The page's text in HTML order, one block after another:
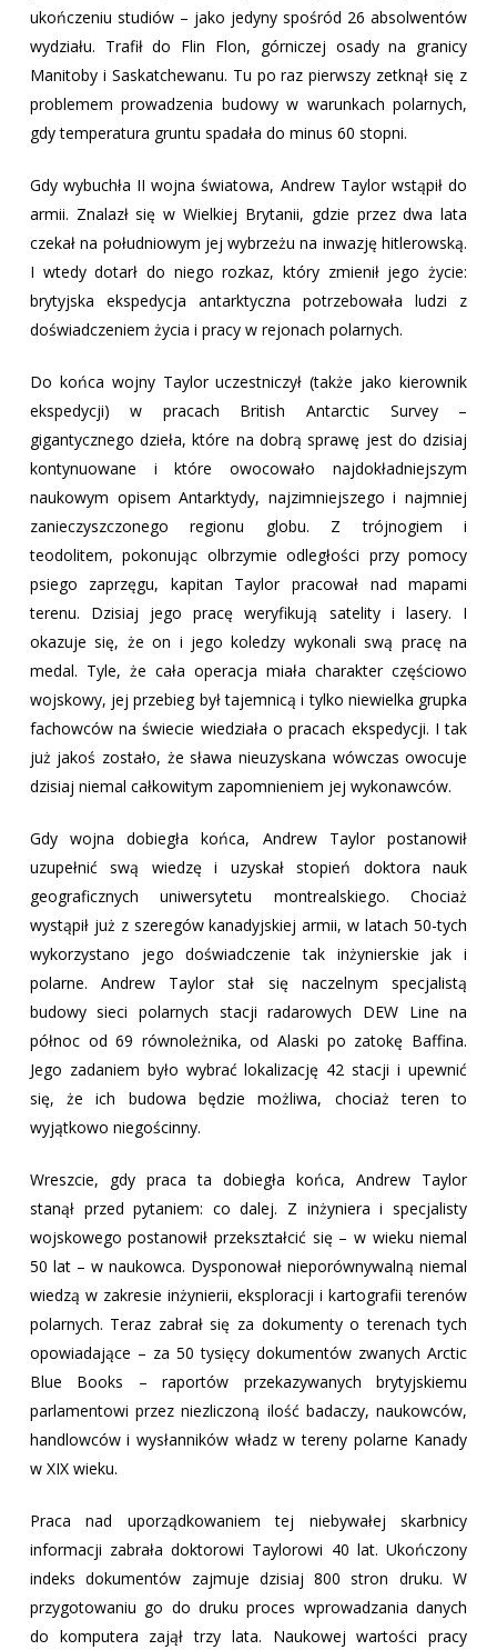
ukończeniu studiów – jako jedyny spośród 26 absolwentów
wydziału. Trafił do Flin Flon, górniczej osady na granicy
Manitoby i Saskatchewanu. Tu po raz pierwszy zetknął się z
problemem prowadzenia budowy w warunkach polarnych,
gdy temperatura gruntu spadała do minus 60 stopni.
Gdy wybuchła II wojna światowa, Andrew Taylor wstąpił do
armii. Znalazł się w Wielkiej Brytanii, gdzie przez dwa lata
czekał na południowym jej wybrzeżu na inwazję hitlerowską.
I wtedy dotarł do niego rozkaz, który zmienił jego życie:
brytyjska ekspedycja antarktyczna potrzebowała ludzi z
doświadczeniem życia i pracy w rejonach polarnych.
Do końca wojny Taylor uczestniczył (także jako kierownik
ekspedycji) w pracach British Antarctic Survey –
gigantycznego dzieła, które na dobrą sprawę jest do dzisiaj
kontynuowane i które owocowało najdokładniejszym
naukowym opisem Antarktydy, najzimniejszego i najmniej
zanieczyszczonego regionu globu. Z trójnogiem i
teodolitem, pokonując olbrzymie odległości przy pomocy
psiego zaprzęgu, kapitan Taylor pracował nad mapami
terenu. Dzisiaj jego pracę weryfikują satelity i lasery. I
okazuje się, że on i jego koledzy wykonali swą pracę na
medal. Tyle, że cała operacja miała charakter częściowo
wojskowy, jej przebieg był tajemnicą i tylko niewielka grupka
fachowców na świecie wiedziała o pracach ekspedycji. I tak
już jakoś zostało, że sława nieuzyskana wówczas owocuje
dzisiaj niemal całkowitym zapomnieniem jej wykonawców.
Gdy wojna dobiegła końca, Andrew Taylor postanowił
uzupełnić swą wiedzę i uzyskał stopień doktora nauk
geograficznych uniwersytetu montrealskiego. Chociaż
wystąpił już z szeregów kanadyjskiej armii, w latach 50-tych
wykorzystano jego doświadczenie tak inżynierskie jak i
polarne. Andrew Taylor stał się naczelnym specjalistą
budowy sieci polarnych stacji radarowych DEW Line na
północ od 69 równoleżnika, od Alaski po zatokę Baffina.
Jego zadaniem było wybrać lokalizację 42 stacji i upewnić
się, że ich budowa będzie możliwa, chociaż teren to
wyjątkowo niegościnny.
Wreszcie, gdy praca ta dobiegła końca, Andrew Taylor
stanął przed pytaniem: co dalej. Z inżyniera i specjalisty
wojskowego postanowił przekształcić się – w wieku niemal
50 lat – w naukowca. Dysponował nieporównywalną niemal
wiedzą w zakresie inżynierii, eksploracji i kartografii terenów
polarnych. Teraz zabrał się za dokumenty o terenach tych
opowiadające – za 50 tysięcy dokumentów zwanych Arctic
Blue Books – raportów przekazywanych brytyjskiemu
parlamentowi przez niezliczoną ilość badaczy, naukowców,
handlowców i wysłanników władz w tereny polarne Kanady
w XIX wieku.
Praca nad uporządkowaniem tej niebywałej skarbnicy
informacji zabrała doktorowi Taylorowi 40 lat. Ukończony
indeks dokumentów zajmuje dzisiaj 800 stron druku. W
przygotowaniu go do druku proces wprowadzania danych
do komputera zajął trzy lata. Naukowej wartości pracy